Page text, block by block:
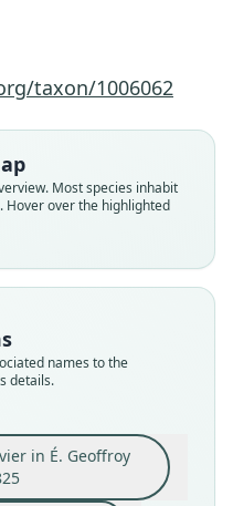
taxon/1006062
Most species inhabit
Hover over the highlighted
names to the
details.
in É. Geoffroy
1825
MNHN "634")
1834
MNHN "634")
1834
MNHN "634")
1853
de nos possessions,
le fleuve de Gabon;